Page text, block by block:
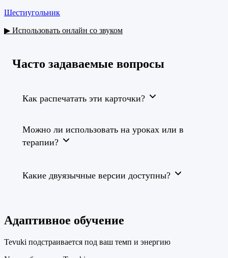
Шестиугольник
▶ Использовать онлайн со звуком
Часто задаваемые вопросы
Как распечатать эти карточки?
Можно ли использовать на уроках или в
терапии?
Какие двуязычные версии доступны?
Адаптивное обучение
Tevuki подстраивается под ваш темп и энергию